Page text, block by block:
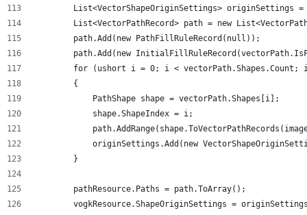
List<VectorShapeOriginSettings> originSettings
List<VectorPathRecord> path = new
        path.Add(new PathFillRuleRecord(null));
path.Add(new
for (ushort i = 0; i < vectorPath.Shapes.Count;
        {
            PathShape shape = vectorPath.Shapes[i];
            shape.ShapeIndex = i;
originSettings.Add(new
        }
        pathResource.Paths = path.ToArray();
vogkResource.ShapeOriginSettings =